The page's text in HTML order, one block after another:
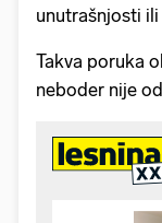
unutrašnjosti
Takva poruka
neboder nije